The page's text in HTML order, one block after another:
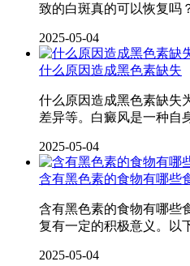
致的白斑真的可以恢复吗
2025-05-04
什么原因造成黑色素缺失
什么原因造成黑色素缺失
差异等。白癜风是一种自
2025-05-04
含有黑色素的食物有哪些
含有黑色素的食物有哪些
复有一定的积极意义。以
2025-05-04